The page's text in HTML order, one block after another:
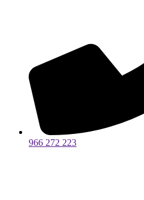
966 272 223